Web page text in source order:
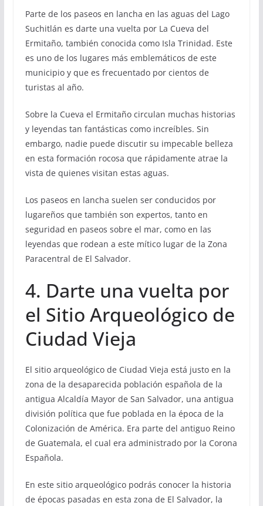
Parte de los paseos en lancha en las aguas del Lago
Suchitlán es darte una vuelta por La Cueva del
Ermitaño, también conocida como Isla Trinidad. Este
es uno de los lugares más emblemáticos de este
municipio y que es frecuentado por cientos de
turistas al año.
Sobre la Cueva el Ermitaño circulan muchas historias
y leyendas tan fantásticas como increíbles. Sin
embargo, nadie puede discutir su impecable belleza
en esta formación rocosa que rápidamente atrae la
vista de quienes visitan estas aguas.
Los paseos en lancha suelen ser conducidos por
lugareños que también son expertos, tanto en
seguridad en paseos sobre el mar, como en las
leyendas que rodean a este mítico lugar de la Zona
Paracentral de El Salvador.
4. Darte una vuelta por
el Sitio Arqueológico de
Ciudad Vieja
El sitio arqueológico de Ciudad Vieja está justo en la
zona de la desaparecida población española de la
antigua Alcaldía Mayor de San Salvador, una antigua
división política que fue poblada en la época de la
Colonización de América. Era parte del antiguo Reino
de Guatemala, el cual era administrado por la Corona
Española.
En este sitio arqueológico podrás conocer la historia
de épocas pasadas en esta zona de El Salvador, la